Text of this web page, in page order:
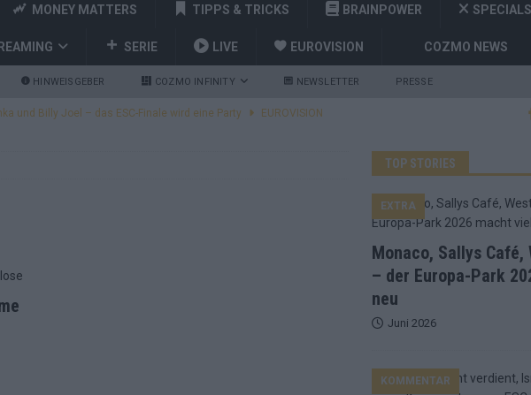
MONEY MATTERS TIPPS & TRICKS BRAINPOWER SPECIALS
SERIE LIVE EUROVISION COZMO NEWS
HINWEISGEBER COZMO INFINITY NEWSLETTER PRESSE
und Billy Joel – das ESC-Finale wird eine Party EUROVISION
Zahl zur Ikone wurde: 70 Jahre ESC-Wertungsgeschichte!
– 26 Länder wollen den Sieg in Wien
– der Rest des ESC-Halbfinales war solide, aber kein Feuerwerk
TOP STORIES
Monaco, Sallys
– der Europa-Park
neu
EXTRA
Juni 2026
KOMMENTAR